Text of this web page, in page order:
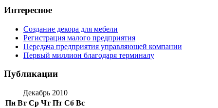
Интересное
Создание декора для мебели
Регистрация малого предприятия
Передача предприятия управляющей компании
Первый миллион благодаря терминалу
Публикации
Декабрь 2010
Пн Вт Ср Чт Пт Сб Вс